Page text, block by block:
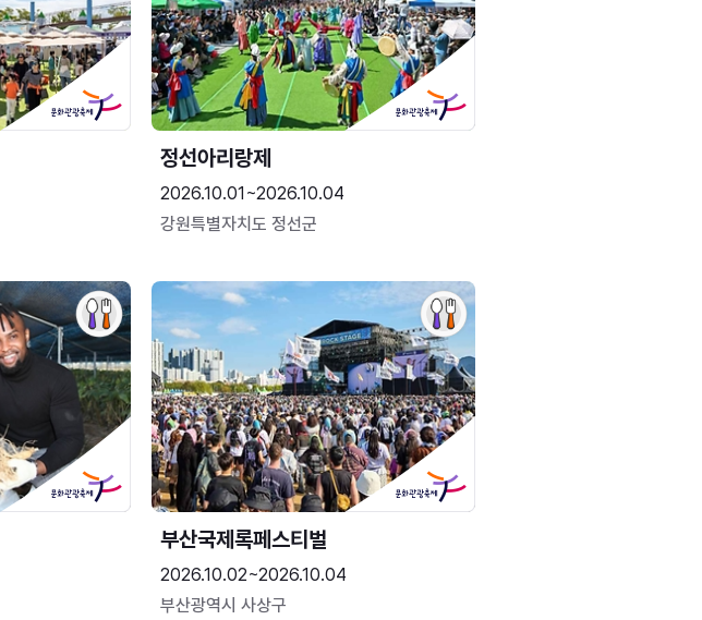
정선아리랑제
2026.10.01~2026.10.04
강원특별자치도 정선군
부산국제록페스티벌
2026.10.02~2026.10.04
부산광역시 사상구